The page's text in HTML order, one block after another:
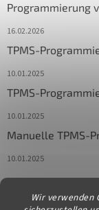
Wir verwenden
Programmierung
16.02.2026
TPMS-
10.01.2025
TPMS-
10.01.2025
Manuelle TPMS-
10.01.2025
Kontakt